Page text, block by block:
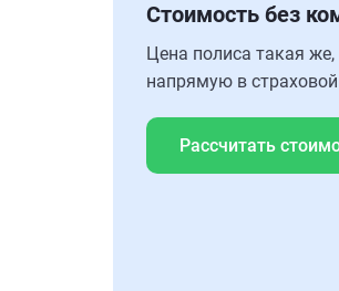
Стоимость без
Цена полиса такая
напрямую в
Рассчитать